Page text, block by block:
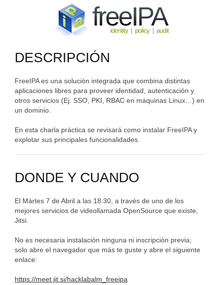
DESCRIPCIÓN
FreeIPA es una solución integrada que combina distintas
aplicaciones libres para proveer identidad, autenticación y
otros servicios (Ej: SSO, PKI, RBAC en máquinas Linux…) en
un dominio.
En esta charla práctica se revisará como instalar FreeIPA y
explotar sus principales funcionalidades.
DONDE Y CUANDO
El Mártes 7 de Abril a las 18:30, a través de uno de los
mejores servicios de videollamada OpenSource que existe,
Jitsi.
No es necesaria instalación ninguna ni inscripción previa;
solo abre el navegador que más te guste y abre el siguiente
enlace:
https://meet.jit.si/hacklabalm_freeipa